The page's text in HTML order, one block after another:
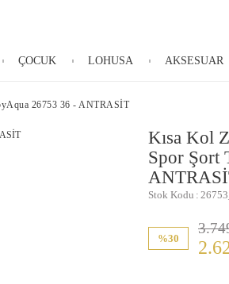
ÇOCUK LOHUSA AKSESUAR
26753 36 - ANTRASİT
Kısa Kol
Spor Şort
Stok Kodu
%30